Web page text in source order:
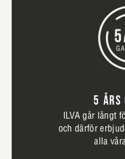
5 ÅRS
ILVA går långt
och därför
alla